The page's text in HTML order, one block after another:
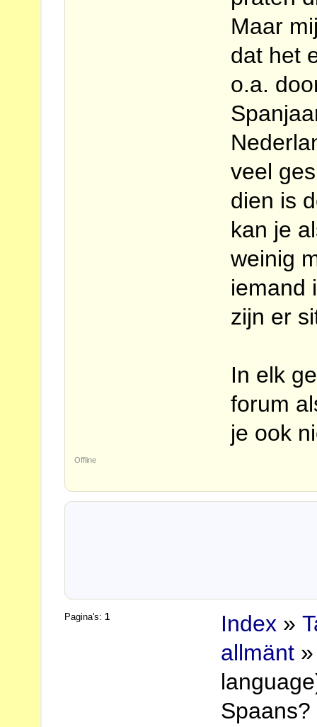
Maar
dat het
o.a.
veel
dien is
kan je
weinig
iemand
zijn er
In elk
forum
je ook
Offline
Pagina's:1 Index »
allmänt
Spaans?